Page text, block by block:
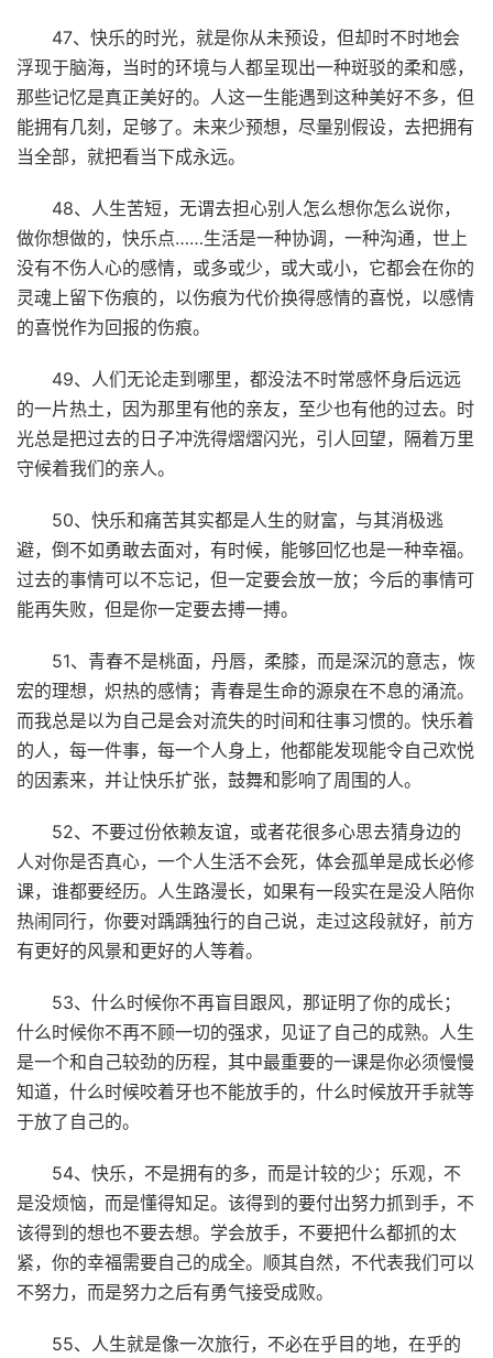
47、快乐的时光，就是你从未预设，但却时不时地会
浮现于脑海，当时的环境与人都呈现出一种斑驳的柔和感，
那些记忆是真正美好的。人这一生能遇到这种美好不多，但
能拥有几刻，足够了。未来少预想，尽量别假设，去把拥有
当全部，就把看当下成永远。
48、人生苦短，无谓去担心别人怎么想你怎么说你，
做你想做的，快乐点……生活是一种协调，一种沟通，世上
没有不伤人心的感情，或多或少，或大或小，它都会在你的
灵魂上留下伤痕的，以伤痕为代价换得感情的喜悦，以感情
的喜悦作为回报的伤痕。
49、人们无论走到哪里，都没法不时常感怀身后远远
的一片热土，因为那里有他的亲友，至少也有他的过去。时
光总是把过去的日子冲洗得熠熠闪光，引人回望，隔着万里
守候着我们的亲人。
50、快乐和痛苦其实都是人生的财富，与其消极逃
避，倒不如勇敢去面对，有时候，能够回忆也是一种幸福。
过去的事情可以不忘记，但一定要会放一放；今后的事情可
能再失败，但是你一定要去搏一搏。
51、青春不是桃面，丹唇，柔膝，而是深沉的意志，恢
宏的理想，炽热的感情；青春是生命的源泉在不息的涌流。
而我总是以为自己是会对流失的时间和往事习惯的。快乐着
的人，每一件事，每一个人身上，他都能发现能令自己欢悦
的因素来，并让快乐扩张，鼓舞和影响了周围的人。
52、不要过份依赖友谊，或者花很多心思去猜身边的
人对你是否真心，一个人生活不会死，体会孤单是成长必修
课，谁都要经历。人生路漫长，如果有一段实在是没人陪你
热闹同行，你要对踽踽独行的自己说，走过这段就好，前方
有更好的风景和更好的人等着。
53、什么时候你不再盲目跟风，那证明了你的成长；
什么时候你不再不顾一切的强求，见证了自己的成熟。人生
是一个和自己较劲的历程，其中最重要的一课是你必须慢慢
知道，什么时候咬着牙也不能放手的，什么时候放开手就等
于放了自己的。
54、快乐，不是拥有的多，而是计较的少；乐观，不
是没烦恼，而是懂得知足。该得到的要付出努力抓到手，不
该得到的想也不要去想。学会放手，不要把什么都抓的太
紧，你的幸福需要自己的成全。顺其自然，不代表我们可以
不努力，而是努力之后有勇气接受成败。
55、人生就是像一次旅行，不必在乎目的地，在乎的